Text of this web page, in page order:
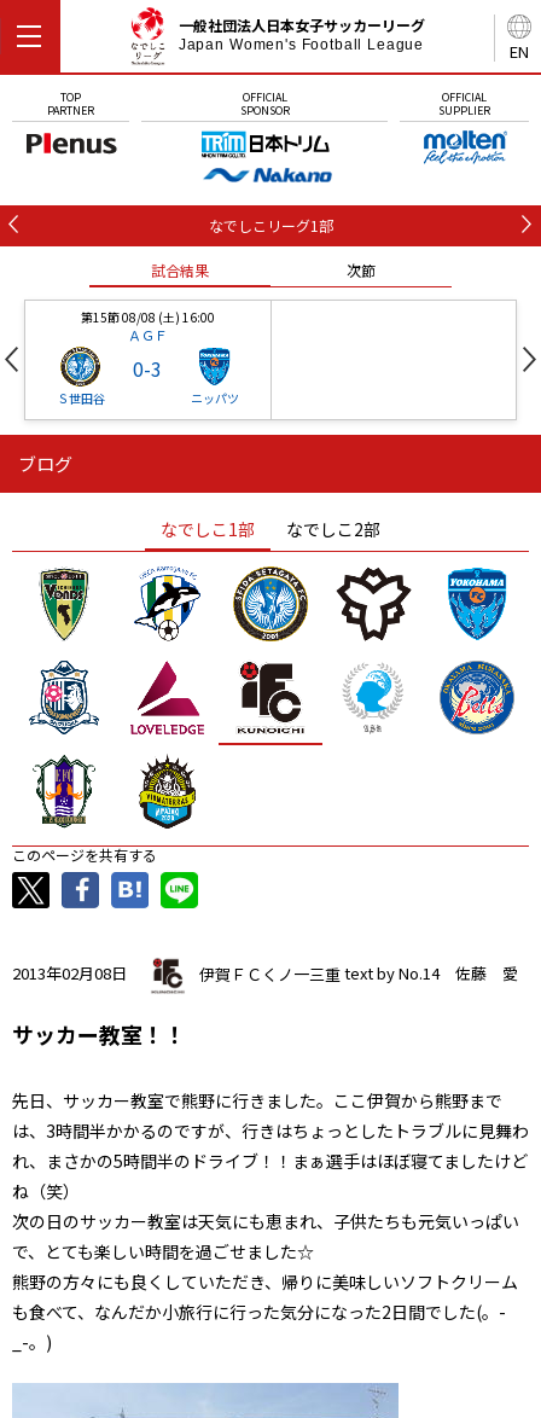
EN
一般社団法人日本女子サッカーリーグ
Japan Women's Football League
TOP
PARTNER
OFFICIAL
SPONSOR
OFFICIAL
SUPPLIER
なでしこリーグ1部
試合結果 次節
第15節 08/08 (土) 16:00
ＡＧＦ
Ｓ世田谷
0-3
ニッパツ
ニッパツ
ニッパツ 名古屋
石人の星
静岡 愛媛Ｌ
ブログ
なでしこ1部 なでしこ2部
このページを共有する
2013年02月08日 伊賀ＦＣくノ一三重text by No.14 佐藤 愛
サッカー教室！！
先日、サッカー教室で熊野に行きました。ここ伊賀から熊野まで
は、3時間半かかるのですが、行きはちょっとしたトラブルに見舞わ
れ、まさかの5時間半のドライブ！！まぁ選手はほぼ寝てましたけど
ね（笑）
次の日のサッカー教室は天気にも恵まれ、子供たちも元気いっぱい
で、とても楽しい時間を過ごせました☆
熊野の方々にも良くしていただき、帰りに美味しいソフトクリーム
も食べて、なんだか小旅行に行った気分になった2日間でした(。-
_-。)